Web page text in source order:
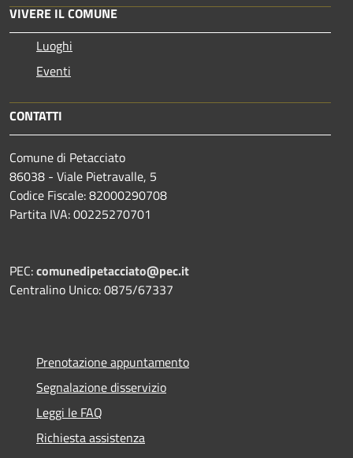
VIVERE IL COMUNE
Luoghi
Eventi
CONTATTI
Comune di Petacciato
86038 - Viale Pietravalle, 5
Codice Fiscale: 82000290708
Partita IVA: 00225270701
PEC:comunedipetacciato@pec.it
Centralino Unico: 0875/67337
Prenotazione appuntamento
Segnalazione disservizio
Leggi le FAQ
Richiesta assistenza